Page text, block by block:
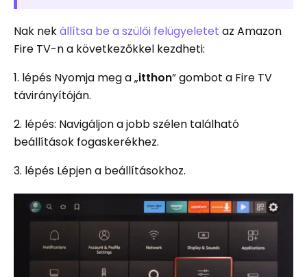
Nak nekállítsa be a szülői felügyeletet az Amazon
Fire TV-n a következőkkel kezdheti:
1. lépés Nyomja meg a „itthon” gombot a Fire TV
távirányítóján.
2. lépés: Navigáljon a jobb szélen található
beállítások fogaskerékhez.
3. lépés Lépjen a beállításokhoz.